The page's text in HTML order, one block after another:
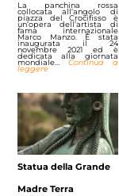
La panchina rossa
collocata all’angolo di
piazza del Crocifisso è
un’opera dell’artista di
fama internazionale
Marco Manzo. È stata
inaugurata il 24
novembre 2021 ed è
dedicata alla giornata
mondiale… Continua a
leggere
Statua della Grande
Madre Terra